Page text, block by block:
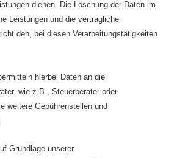
dienen. Die Löschung der Daten im
Leistungen und die vertragliche
den, bei diesen Verarbeitungstätigkeiten
hierbei Daten an die
wie z.B., Steuerberater oder
weitere Gebührenstellen und
Grundlage unserer